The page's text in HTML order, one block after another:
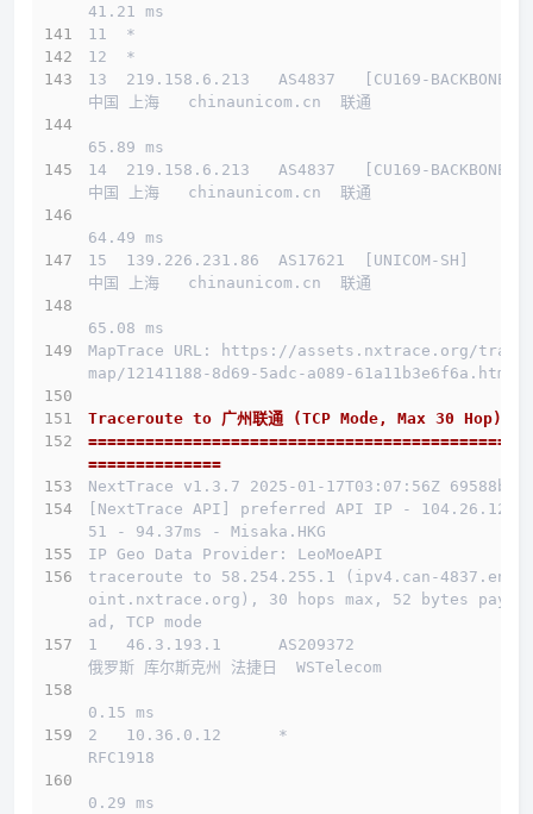
41.21 ms
11  *
12  *
13  219.158.6.213   AS4837   [CU169-BACKBONE]
中国 上海   chinaunicom.cn  联通
65.89 ms
14  219.158.6.213   AS4837   [CU169-BACKBONE]
中国 上海   chinaunicom.cn  联通
64.49 ms
15  139.226.231.86  AS17621  [UNICOM-SH]
中国 上海   chinaunicom.cn  联通
65.08 ms
MapTrace URL: https://assets.nxtrace.org/trace
map/12141188-8d69-5adc-a089-61a11b3e6f6a.html
Traceroute to 广州联通 (TCP Mode, Max 30 Hop)
==============================================
==============
NextTrace v1.3.7 2025-01-17T03:07:56Z 69588b0
[NextTrace API] preferred API IP - 104.26.12.1
51 - 94.37ms - Misaka.HKG
IP Geo Data Provider: LeoMoeAPI
traceroute to 58.254.255.1 (ipv4.can-4837.endp
oint.nxtrace.org), 30 hops max, 52 bytes paylo
ad, TCP mode
1   46.3.193.1      AS209372
俄罗斯 库尔斯克州 法捷日  WSTelecom
0.15 ms
2   10.36.0.12      *
RFC1918
0.29 ms